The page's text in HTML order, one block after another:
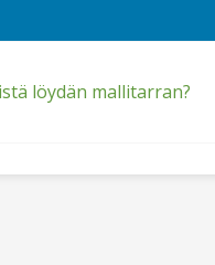
löydän mallitarran?